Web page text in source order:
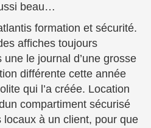
beau…
formation et sécurité.
affiches toujours
le journal d’une grosse
différente cette année
qui l’a créée. Location
compartiment sécurisé
à un client, pour que